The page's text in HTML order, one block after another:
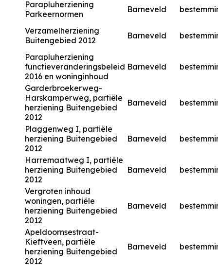
Parapluherziening
Parkeernormen
Barneveld
Verzamelherziening
Buitengebied 2012
Barneveld
Parapluherziening
functieveranderingsbeleid
2016 en woninginhoud
Barneveld
Garderbroekerweg-
Harskamperweg, partiële
herziening Buitengebied
2012
Barneveld
Plaggenweg I, partiële
herziening Buitengebied
2012
Barneveld
Harremaatweg I, partiële
herziening Buitengebied
2012
Barneveld
Vergroten inhoud
woningen, partiële
herziening Buitengebied
2012
Barneveld
Apeldoornsestraat-
Kieftveen, partiële
herziening Buitengebied
2012
Barneveld